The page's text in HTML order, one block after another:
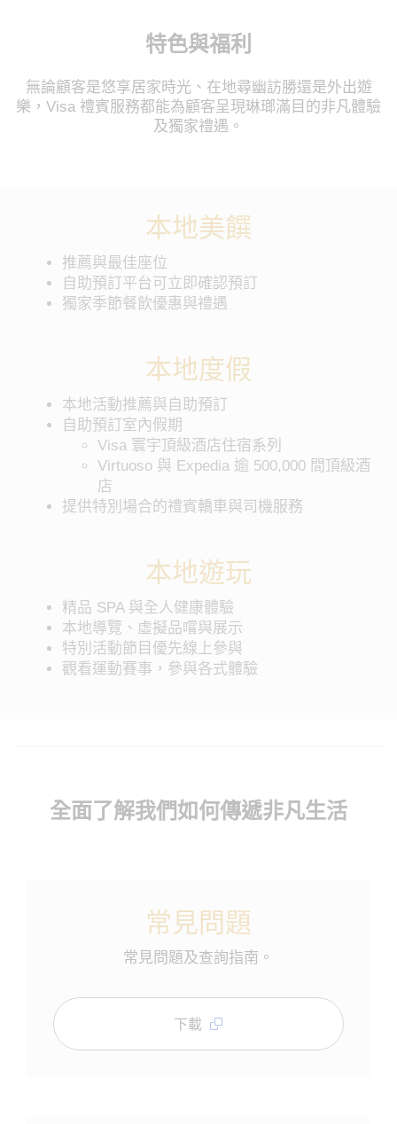
特色與福利
無論顧客是悠享居家時光、在地尋幽訪勝還是外出遊
樂，Visa 禮賓服務都能為顧客呈現琳瑯滿目的非凡體驗
及獨家禮遇。
本地美饌
推薦與最佳座位
自助預訂平台可立即確認預訂
獨家季節餐飲優惠與禮遇
本地度假
本地活動推薦與自助預訂
自助預訂室內假期
Visa 寰宇頂級酒店住宿系列
Virtuoso 與 Expedia 逾 500,000 間頂級酒
店
提供特別場合的禮賓轎車與司機服務
本地遊玩
精品 SPA 與全人健康體驗
本地導覽、虛擬品嚐與展示
特別活動節目優先線上參與
觀看運動賽事，參與各式體驗
全面了解我們如何傳遞非凡生活
常見問題
常見問題及查詢指南。
下載